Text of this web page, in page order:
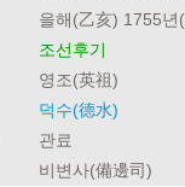
을해(乙亥) 1755년
조선후기
영조(英祖)
덕수(德水)
관료
비변사(備邊司)